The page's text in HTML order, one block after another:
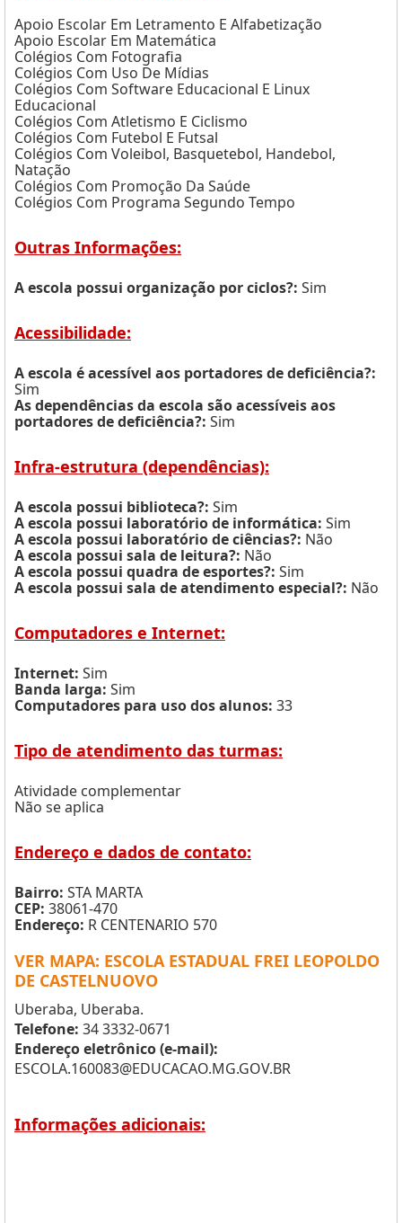
Apoio Escolar Em Letramento E Alfabetização
Apoio Escolar Em Matemática
Colégios Com Fotografia
Colégios Com Uso De Mídias
Colégios Com Software Educacional E Linux
Educacional
Colégios Com Atletismo E Ciclismo
Colégios Com Futebol E Futsal
Colégios Com Voleibol, Basquetebol, Handebol,
Natação
Colégios Com Promoção Da Saúde
Colégios Com Programa Segundo Tempo
Outras Informações:
A escola possui organização por ciclos?: Sim
Acessibilidade:
A escola é acessível aos portadores de deficiência?:
Sim
As dependências da escola são acessíveis aos
portadores de deficiência?: Sim
Infra-estrutura (dependências):
A escola possui biblioteca?: Sim
A escola possui laboratório de informática: Sim
A escola possui laboratório de ciências?: Não
A escola possui sala de leitura?: Não
A escola possui quadra de esportes?: Sim
A escola possui sala de atendimento especial?: Não
Computadores e Internet:
Internet: Sim
Banda larga: Sim
Computadores para uso dos alunos: 33
Tipo de atendimento das turmas:
Atividade complementar
Não se aplica
Endereço e dados de contato:
Bairro: STA MARTA
CEP: 38061-470
Endereço: R CENTENARIO 570
VER MAPA: ESCOLA ESTADUAL FREI LEOPOLDO
DE CASTELNUOVO
Uberaba, Uberaba.
Telefone: 34 3332-0671
Endereço eletrônico (e-mail):
ESCOLA.160083@EDUCACAO.MG.GOV.BR
Informações adicionais: